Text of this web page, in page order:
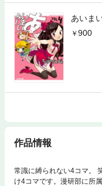
あいま
900
作品情報
常識に縛られない4コマ。
け4コマです。漫研部に所